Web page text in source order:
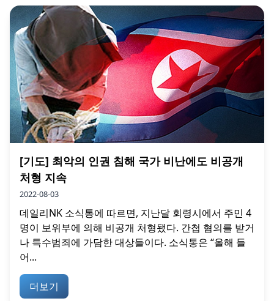
[기도] 최악의 인권 침해 국가 비난에도 비공개
처형 지속
2022-08-03
데일리NK 소식통에 따르면, 지난달 회령시에서 주민 4
명이 보위부에 의해 비공개 처형됐다. 간첩 혐의를 받거
나 특수범죄에 가담한 대상들이다. 소식통은 “올해 들
어...
더보기